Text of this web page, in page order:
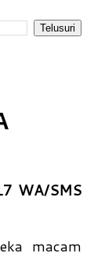
WA/SMS
macam